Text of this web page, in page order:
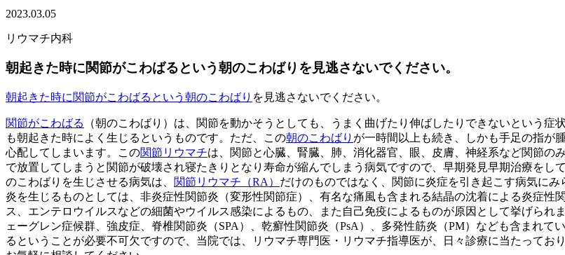
2023.03.05
リウマチ内科
朝起きた時に関節がこわばるという朝のこわばりを見逃さないでください。
朝起きた時に関節がこわばるという朝のこわばり を見逃さないでください。
関節がこわばる
（朝のこわばり）は、関節を動かそうとしても、うまく曲げたり伸ばしたりできないという
も朝起きた時によく生じるというものです。ただ、この朝のこわばり が一時間以上も続き、しかも手足の指が
心配してしまいます。この関節リウマチは、関節と心臓、腎臓、肺、消化器官、眼、皮膚、神経系など関節
で放置してしまうと関節が破壊され寝たきりとなり寿命が縮んでしまう病気ですので、早期発見早期治療を
のこわばりを生じさせる病気は、 関節リウマチ（RA） だけのものではなく、関節に炎症を引き起こす病気に
炎を生じるものとしては、非炎症性関節炎（変形性関節症）、有名な痛風も含まれる結晶の沈着による炎症
ス、エンテロウイルスなどの細菌やウイルス感染によるもの、また自己免疫によるものが原因として挙げら
ェーグレン症候群、強皮症、脊椎関節炎（SPA）、乾癬性関節炎（PsA）、多発性筋炎（PM）なども含まれ
るということが必要不可欠ですので、当院では、リウマチ専門医・リウマチ指導医が、日々診療に当たって